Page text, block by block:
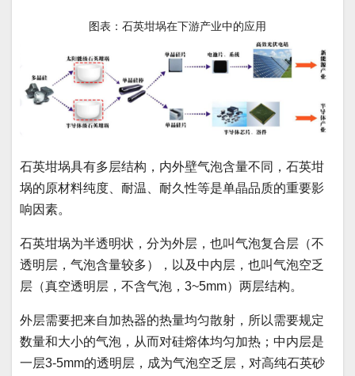
图表：石英坩埚在下游产业中的应用
石英坩埚具有多层结构，内外壁气泡含量不同，石英坩
埚的原材料纯度、耐温、耐久性等是单晶品质的重要影
响因素。
石英坩埚为半透明状，分为外层，也叫气泡复合层（不
透明层，气泡含量较多），以及中内层，也叫气泡空乏
层（真空透明层，不含气泡，3~5mm）两层结构。
外层需要把来自加热器的热量均匀散射，所以需要规定
数量和大小的气泡，从而对硅熔体均匀加热；中内层是
一层3-5mm的透明层，成为气泡空乏层，对高纯石英砂